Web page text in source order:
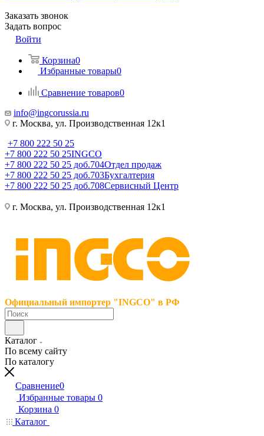
Заказать звонок
Задать вопрос
Войти
Корзина0
Избранные товары0
Сравнение товаров0
info@ingcorussia.ru
г. Москва, ул. Производственная 12к1
+7 800 222 50 25
+7 800 222 50 25INGCO
+7 800 222 50 25 доб.704Отдел продаж
+7 800 222 50 25 доб.703Бухгалтерия
+7 800 222 50 25 доб.708Сервисный Центр
г. Москва, ул. Производственная 12к1
Официальный импортер "INGCO" в РФ
Каталог
По всему сайту
По каталогу
Сравнение0
Избранные товары 0
Корзина 0
Каталог